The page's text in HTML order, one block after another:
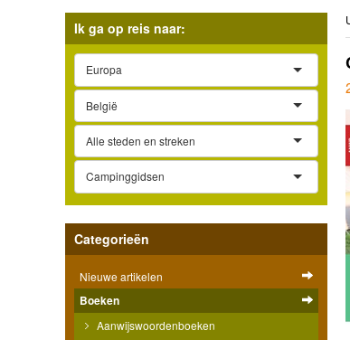
Ik ga op reis naar:
Europa
België
Alle steden en streken
Campinggidsen
Categorieën
Nieuwe artikelen
Boeken
Aanwijswoordenboeken